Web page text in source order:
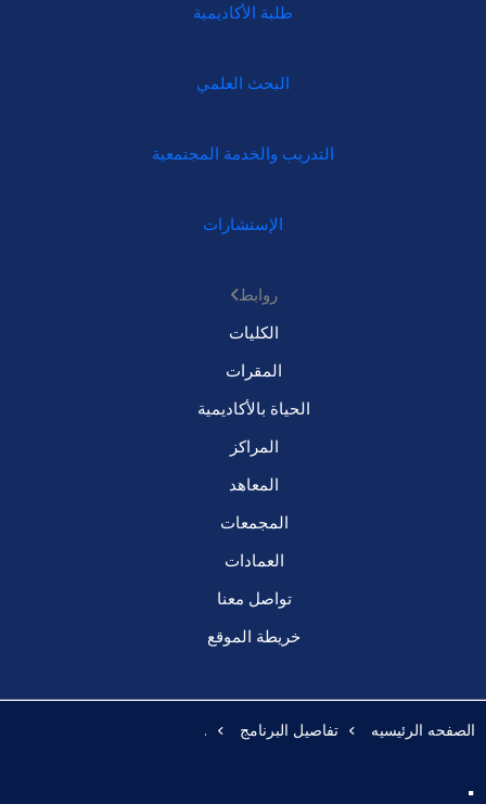
طلبة الأكاديمية
البحث العلمي
التدريب والخدمة المجتمعية
الإستشارات
روابط
الكليات
المقرات
الحياة بالأكاديمية
المراكز
المعاهد
المجمعات
العمادات
تواصل معنا
خريطة الموقع
الصفحه الرئيسيه تفاصيل البرنامج .
.